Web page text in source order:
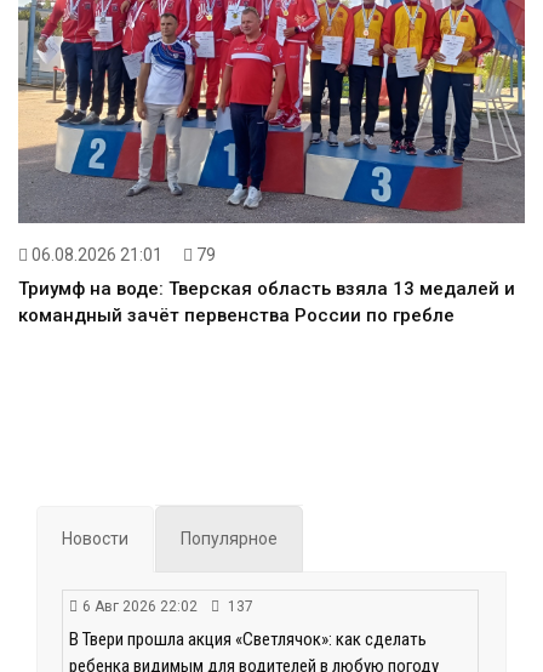
06.08.2026 21:01 79
Триумф на воде: Тверская область взяла 13 медалей и
командный зачёт первенства России по гребле
Новости Популярное
6 Авг 2026 22:02 137
В Твери прошла акция «Светлячок»: как сделать
ребенка видимым для водителей в любую погоду